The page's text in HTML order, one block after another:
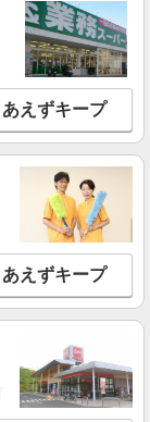
を見る
業部/知立オフィ
験者
験：時給1,400
給1,500円〜 ◆介
すいエリアなど、
！！
見る
業部/知立オフィ
ッフ
あえずキープ
あえずキープ
太田市・館林市